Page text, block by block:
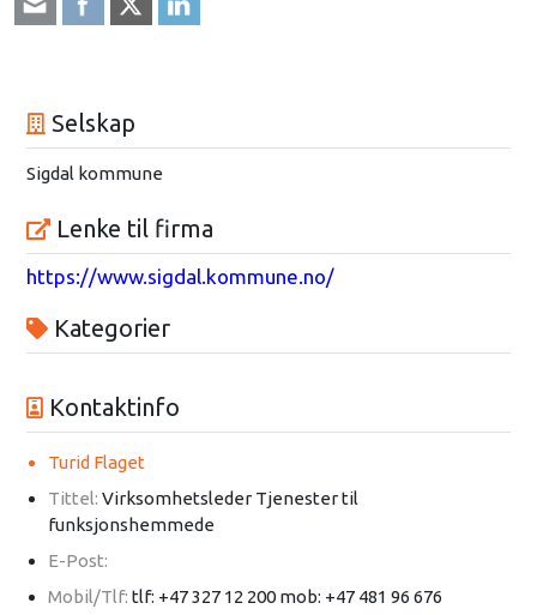
Selskap
Sigdal kommune
Lenke til firma
https://www.sigdal.kommune.no/
Kategorier
Kontaktinfo
Turid Flaget
Tittel: Virksomhetsleder Tjenester til
funksjonshemmede
E-Post:
Mobil/Tlf: tlf: +47 327 12 200 mob: +47 481 96 676